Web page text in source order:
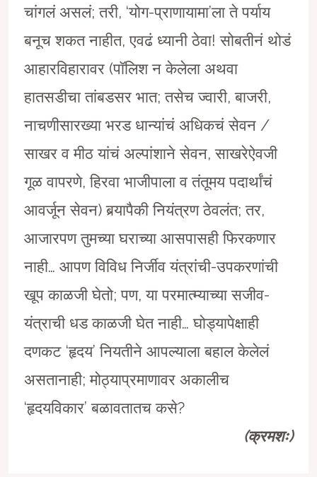
चांगलं असलं; तरी, ‘योग-प्राणायामा’ला ते पर्याय
बनूच शकत नाहीत, एवढं ध्यानी ठेवा! सोबतीनं थोडं
आहारविहारावर (पाॅलिश न केलेला अथवा
हातसडीचा तांबडसर भात; तसेच ज्वारी, बाजरी,
नाचणीसारख्या भरड धान्यांचं अधिकचं सेवन /
साखर व मीठ यांचं अल्पांशाने सेवन, साखरेऐवजी
गूळ वापरणे, हिरवा भाजीपाला व तंतूमय पदार्थांचं
आवर्जून सेवन) बर्यापैकी नियंत्रण ठेवलंत; तर,
आजारपण तुमच्या घराच्या आसपासही फिरकणार
नाही… आपण विविध निर्जीव यंत्रांची-उपकरणांची
खूप काळजी घेतो; पण, या परमात्म्याच्या सजीव-
यंत्राची धड काळजी घेत नाही… घोड्यापेक्षाही
दणकट ‘हृदय’ नियतीने आपल्याला बहाल केलेलं
असतानाही; मोठ्याप्रमाणावर अकालीच
‘हृदयविकार’ बळावतातच कसे?
(क्रमशः)